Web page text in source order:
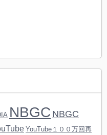
NBGC NBGC
YouTube１００万回再